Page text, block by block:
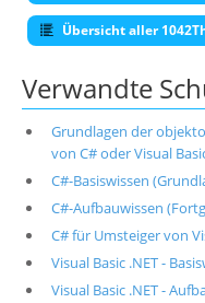
Übersicht aller
Verwandte
Grundlagen der
von C# oder Visual
C#-Basiswissen
C#-Aufbauwissen
C# für Umsteiger von
Visual Basic .NET -
Visual Basic .NET -